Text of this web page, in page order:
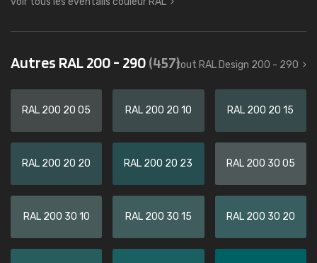
Autres RAL 200 - 290(457)tout RAL Design 200 - 290
RAL 200 20 05 RAL 200 20 10 RAL 200 20 15
RAL 200 20 20 RAL 200 20 23 RAL 200 30 05
RAL 200 30 10 RAL 200 30 15 RAL 200 30 20